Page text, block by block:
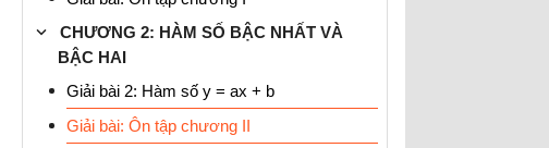
CHƯƠNG 2: HÀM SỐ BẬC NHẤT VÀ
BẬC HAI
Giải bài 2: Hàm số y = ax + b
Giải bài: Ôn tập chương II